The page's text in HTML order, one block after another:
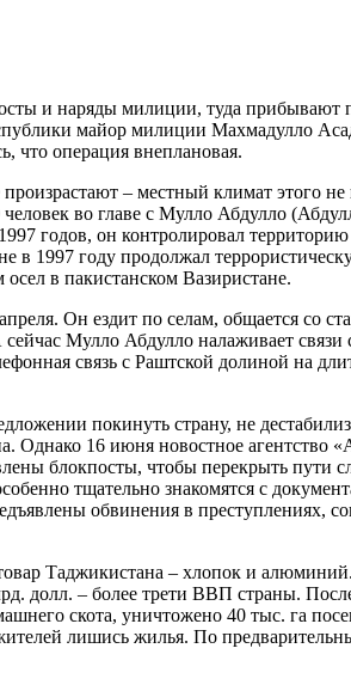
и наряды милиции, туда прибывают
майор милиции Махмадулло
что операция внеплановая.
– местный климат этого не
во главе с Мулло Абдулло
годов, он контролировал территорию
1997 году продолжал
в пакистанском Вазиристане.
Он ездит по селам, общается со
Мулло Абдулло налаживает
связь с Раштской долиной на
покинуть страну, не
Однако 16 июня новостное агентство
блокпосты, чтобы перекрыть пути
тщательно знакомятся с
обвинения в преступлениях,
Таджикистана – хлопок и
долл. – более трети ВВП страны.
скота, уничтожено 40 тыс. га
лишись жилья. По